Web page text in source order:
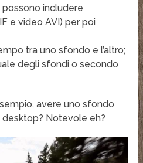
includere
e video AVI) per poi
tra uno sfondo e l’altro;
degli sfondi o secondo
avere uno sfondo
Notevole eh?